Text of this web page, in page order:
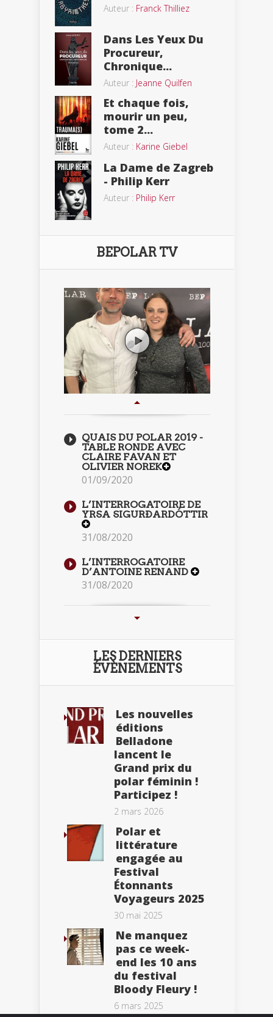
Auteur : Franck Thilliez
Dans Les Yeux Du
Procureur,
Chronique...
Auteur : Jeanne Quilfen
Et chaque fois,
mourir un peu,
tome 2...
Auteur : Karine Giebel
La Dame de Zagreb
- Philip Kerr
Auteur : Philip Kerr
BEPOLAR TV
QUAIS DU POLAR 2019 -
TABLE RONDE AVEC
CLAIRE FAVAN ET
OLIVIER NOREK
01/09/2020
L’INTERROGATOIRE DE
YRSA SIGURÐARDÓTTIR
31/08/2020
L’INTERROGATOIRE
D’ANTOINE RENAND
31/08/2020
LES DERNIERS
ÉVÈNEMENTS
Les nouvelles
éditions
Belladone
lancent le
Grand prix du
polar féminin !
Participez !
2 mars 2026
Polar et
littérature
engagée au
Festival
Étonnants
Voyageurs 2025
30 mai 2025
Ne manquez
pas ce week-
end les 10 ans
du festival
Bloody Fleury !
6 mars 2025